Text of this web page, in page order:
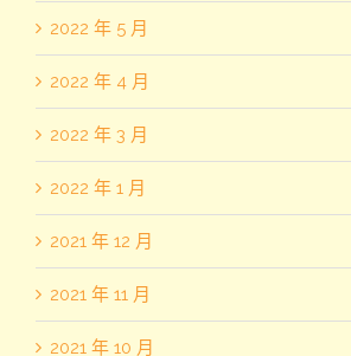
2022 年 5 月
2022 年 4 月
2022 年 3 月
2022 年 1 月
2021 年 12 月
2021 年 11 月
2021 年 10 月